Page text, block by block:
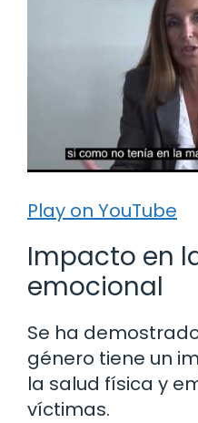
Play on YouTube
Impacto en
emocional
Se ha
género tiene un
la salud física y
víctimas.